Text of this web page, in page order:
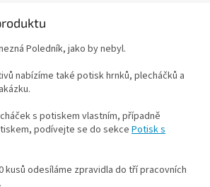
Poledník, jako by nebyl.
nabízíme také potisk hrnků, plecháčků a
s potiskem vlastním, případně
podívejte se do sekce Potisk s
kusů odesíláme zpravidla do tří pracovních